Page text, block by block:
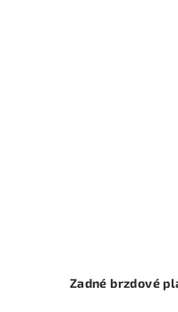
Zadné brzdové